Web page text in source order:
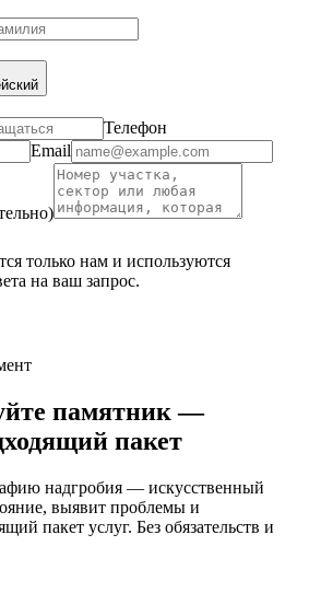
Телефон
Email
только нам и используются
на ваш запрос.
памятник —
пакет
надгробия — искусственный
выявит проблемы и
пакет услуг. Без обязательств и